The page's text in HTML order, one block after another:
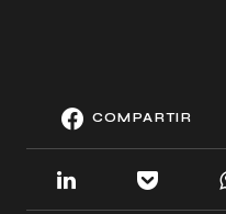
COMPARTIR